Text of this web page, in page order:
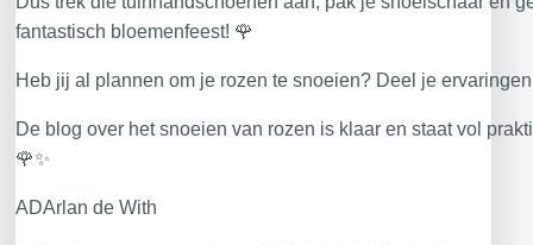
fantastisch bloemenfeest! 🌹
Heb jij al plannen om je rozen te snoeien? Deel je
De blog over het snoeien van rozen is klaar en staat vol
🌹✨
ADArlan de With